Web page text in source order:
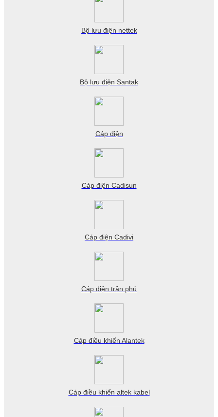
Bộ lưu điện nettek
Bộ lưu điện Santak
Cáp điện
Cáp điện Cadisun
Cáp điện Cadivi
Cáp điện trần phú
Cáp điều khiển Alantek
Cáp điều khiển altek kabel